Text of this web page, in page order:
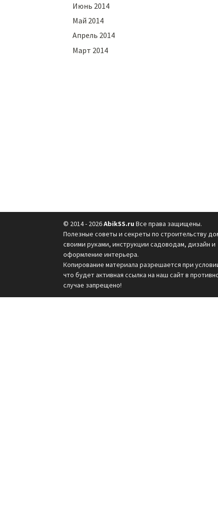
Июнь 2014
Май 2014
Апрель 2014
Март 2014
© 2014 - 2026AbikSS.ru Все права защищены.
Полезные советы и секреты по строительству
своими руками, инструкции садоводам, дизайн и
оформление интерьера.
Копирование материала разрешается при
что будет активная ссылка на наш сайт в
случае запрещено!